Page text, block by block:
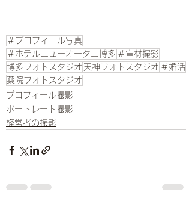
＃プロフィール写真
＃ホテルニューオータニ博多 ＃宣材撮影
博多フォトスタジオ 天神フォトスタジオ ＃婚活
薬院フォトスタジオ
プロフィール撮影
ポートレート撮影
経営者の撮影